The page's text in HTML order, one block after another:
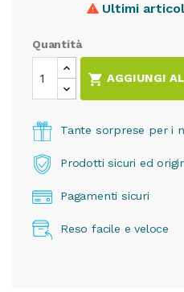
 Ultimi
Quantità
 AGGIUNGI
Tante sorprese per i
Prodotti sicuri ed
Pagamenti sicuri
Reso facile e veloce